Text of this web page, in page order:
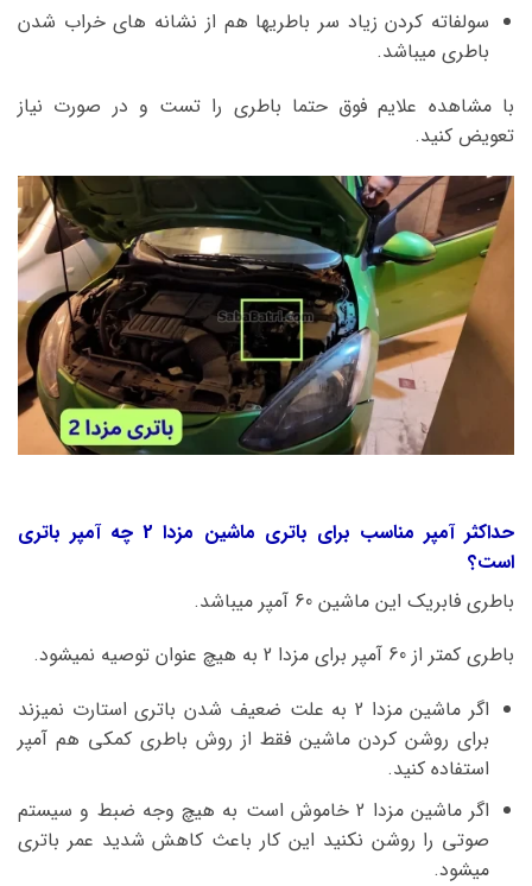
سولفاته کردن زیاد سر باطریها هم از نشانه های خراب شدن
باطری میباشد.
با مشاهده علایم فوق حتما باطری را تست و در صورت نیاز
تعویض کنید.
حداکثر آمپر مناسب برای باتری ماشین مزدا 2 چه آمپر باتری
است؟
باطری فابریک این ماشین 60 آمپر میباشد.
باطری کمتر از 60 آمپر برای مزدا 2 به هیچ عنوان توصیه نمیشود.
اگر ماشین مزدا 2 به علت ضعیف شدن باتری استارت نمیزند
برای روشن کردن ماشین فقط از روش باطری کمکی هم آمپر
استفاده کنید.
اگر ماشین مزدا 2 خاموش است به هیچ وجه ضبط و سیستم
صوتی را روشن نکنید این کار باعث کاهش شدید عمر باتری
میشود.